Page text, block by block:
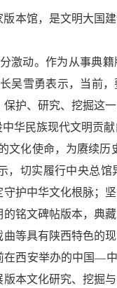
本馆，是文明大国
激动。作为从事典
吴雪勇表示，当前
护、研究、挖掘这
华民族现代文明贡献
文化使命，为赓续
，切实履行中央总
护中华文化根脉；
铭文碑帖版本，典
等具有陕西特色的
西安举办的中国—
本文化研究、挖掘